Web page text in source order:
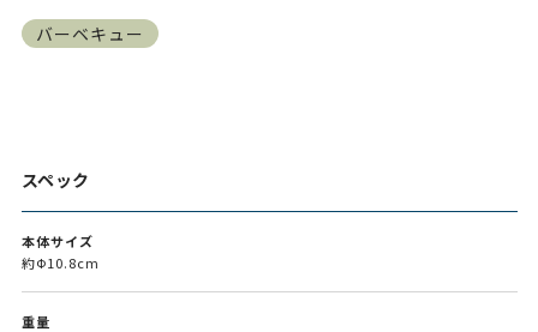
バーベキュー
スペック
本体サイズ
約Ф10.8cm
重量